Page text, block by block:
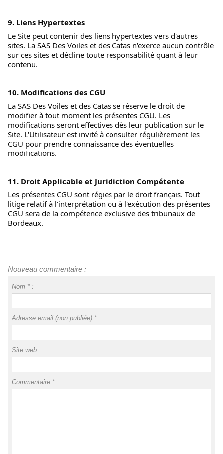
9. Liens Hypertextes
Le Site peut contenir des liens hypertextes vers d'autres
sites. La SAS Des Voiles et des Catas n'exerce aucun contrôle
sur ces sites et décline toute responsabilité quant à leur
contenu.
10. Modifications des CGU
La SAS Des Voiles et des Catas se réserve le droit de
modifier à tout moment les présentes CGU. Les
modifications seront effectives dès leur publication sur le
Site. L'Utilisateur est invité à consulter régulièrement les
CGU pour prendre connaissance des éventuelles
modifications.
11. Droit Applicable et Juridiction Compétente
Les présentes CGU sont régies par le droit français. Tout
litige relatif à l'interprétation ou à l'exécution des présentes
CGU sera de la compétence exclusive des tribunaux de
Bordeaux.
Nouveau commentaire :
Nom * :
Adresse email (non publiée) * :
Site web :
Commentaire * :